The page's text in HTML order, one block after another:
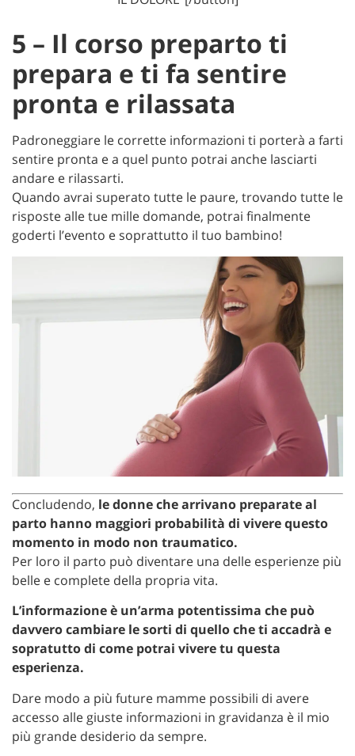
5 – Il corso preparto ti
prepara e ti fa sentire
pronta e rilassata
Padroneggiare le corrette informazioni ti porterà a farti
sentire pronta e a quel punto potrai anche lasciarti
andare e rilassarti.
Quando avrai superato tutte le paure, trovando tutte le
risposte alle tue mille domande, potrai finalmente
goderti l’evento e soprattutto il tuo bambino!
Concludendo, le donne che arrivano preparate al
parto hanno maggiori probabilità di viverequesto
momento in modo non traumatico.
Per loro il parto può diventare una delle esperienze più
belle e complete della propria vita.
L’informazione è un’arma potentissima che può
davvero cambiare le sorti di quello che ti accadrà e
sopratutto di come potrai vivere tu questa
esperienza.
Dare modo a più future mamme possibili di avere
accesso alle giuste informazioni in gravidanza è il mio
più grande desiderio da sempre.